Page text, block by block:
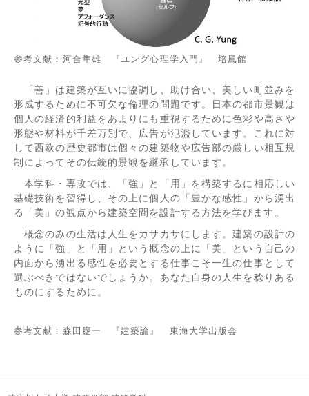
参考文献：河合隼雄 『ユング心理学入門』 培風館
「善」は建築が互いに協調し、助け合い、美しい町並みを
形成するために不可欠な倫理の問題です。日本の都市景観は
個人の経済的利益をあまりにも重視するために色彩や高さや
形態や材料が千差万別で、広告が氾濫しています。これに対
して西欧の歴史都市は個々の建築物や広告部の厳しい相互規
制によってその伝統的景観を継承しています。
本学科・専攻では、「強」と「用」を構築するに相応しい
基礎技術を習得し、その上に個人の「豊かな感性」から湧出
る「美」の観点から建築空間を設計する方法を学びます。
概念のみの生活は人生をカサカサにします。建築の設計の
ように「強」と「用」という概念の上に「美」という自己の
内面から湧出る感性を必要とする仕事こそ一生の仕事として
選ぶべきではないでしょうか。あなた自身の人生を稔りある
ものにするために。
参考文献：森田慶一 『建築論』 東海大学出版会